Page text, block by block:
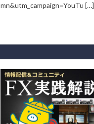
mn&utm_campaign=YouTu […]